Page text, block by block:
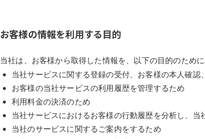
お客様の情報を利用する目的
当社は、お客様から取得した情報を、以下の目的のために
当社サービスに関する登録の受付、お客様の本人確認
お客様の当社サービスの利用履歴を管理するため
利用料金の決済のため
当社サービスにおけるお客様の行動履歴を分析し、
当社のサービスに関するご案内をするため